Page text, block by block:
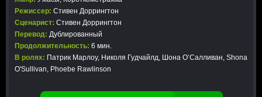
Режиссер: Стивен Доррингтон
Сценарист: Стивен Доррингтон
Перевод: Дублированный
Продолжительность: 6 мин.
В ролях: Патрик Марлоу, Николя Гудчайлд, Шона О’Салливан, Shona
O'Sullivan, Phoebe Rawlinson